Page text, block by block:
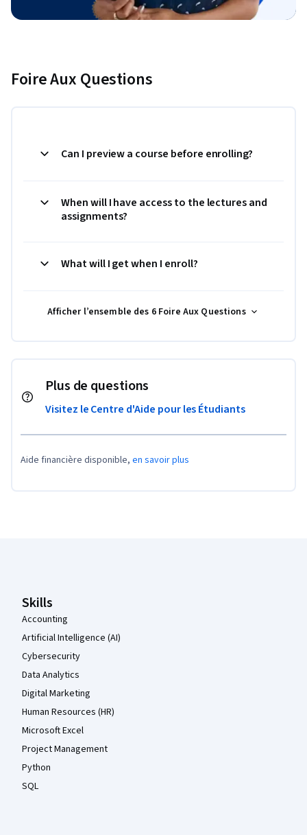
Foire Aux Questions
Can I preview a course before enrolling?
When will I have access to the lectures and
assignments?
What will I get when I enroll?
Afficher l’ensemble des 6 Foire Aux Questions
Plus de questions
Visitez le Centre d'Aide pour les Étudiants
Aide financière disponible, en savoir plus
Skills
Accounting
Artificial Intelligence (AI)
Cybersecurity
Data Analytics
Digital Marketing
Human Resources (HR)
Microsoft Excel
Project Management
Python
SQL